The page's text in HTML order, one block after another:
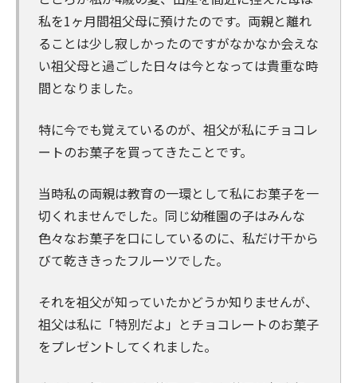
私を1ヶ月間祖父母に預けたのです。両親と離れ
ることは少し寂しかったのですがなかなか会えな
い祖父母と過ごした日々は今となっては貴重な時
間となりました。
特に今でも覚えているのが、祖父が私にチョコレ
ートのお菓子を買ってきたことです。
当時私の両親は教育の一環として私にお菓子を一
切くれませんでした。同じ幼稚園の子はみんな
色々なお菓子を口にしているのに、私だけ干から
びて乾ききったフルーツでした。
それを祖父が知っていたかどうか知りませんが、
祖父は私に「特別だよ」とチョコレートのお菓子
をプレゼントしてくれました。